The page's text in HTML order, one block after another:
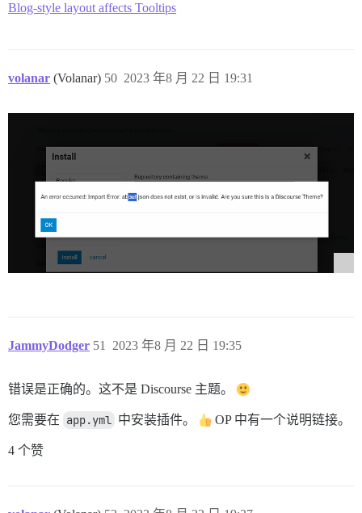
Blog-style layout affects Tooltips
volanar (Volanar) 2023 年8 月 22 日 19:31
50
JammyDodger 2023 年8 月 22 日 19:35
51
错误是正确的。这不是 Discourse 主题。
您需要在 app.yml 中安装插件。 OP 中有一个说明链接。
4 个赞